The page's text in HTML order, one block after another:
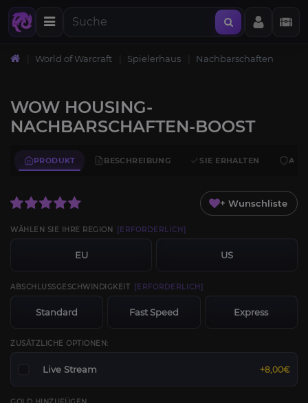
World of Warcraft Spielerhaus Nachbarschaften
WOW HOUSING-
NACHBARSCHAFTEN-BOOST
PRODUKT BESCHREIBUNG SIE ERHALTEN
+ Wunschliste
WÄHLEN SIE IHRE REGION [ERFORDERLICH]
EU US
ABSCHLUSSGESCHWINDIGKEIT [ERFORDERLICH]
Standard Fast Speed Express
ZUSÄTZLICHE OPTIONEN:
Live Stream +8,00€